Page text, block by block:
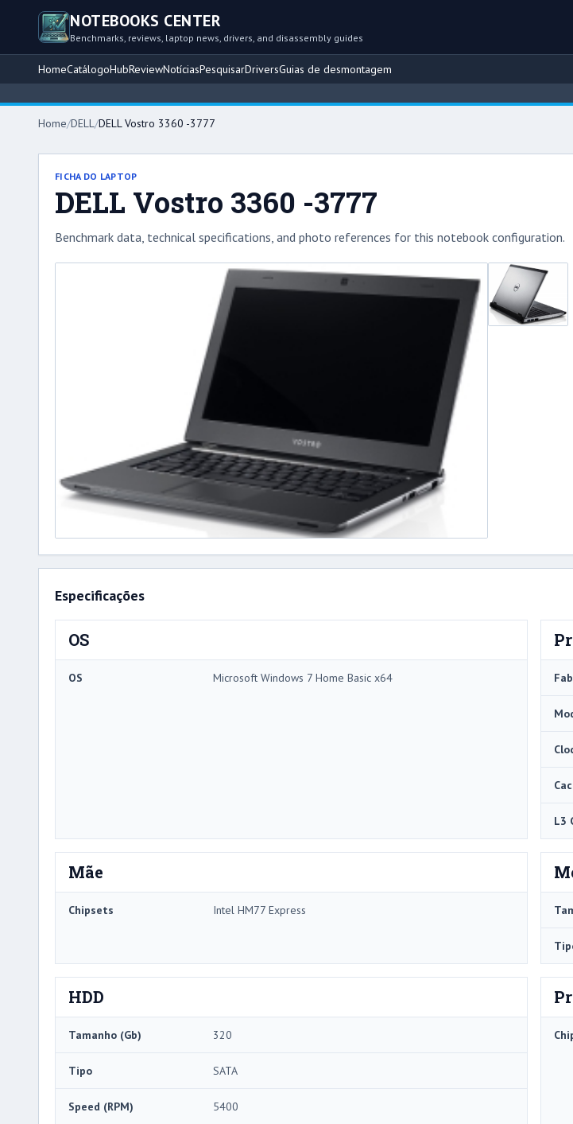
NOTEBOOKS CENTER
Benchmarks, reviews, laptop news, drivers, and disassembly guides
HomeCatálogoHubReviewNotíciasPesquisarDriversGuias de desmontagem
Home/DELL/DELL Vostro 3360 -3777
FICHA DO LAPTOP
DELL Vostro 3360 -3777
Benchmark data, technical specifications, and photo references for this notebook configuration.
Especificações
OS
OS Microsoft Windows 7 Home Basic x64
L3
Mãe
Chipsets Intel HM77 Express
HDD
Tamanho (Gb) 320
Tipo SATA
Speed ​​(RPM) 5400